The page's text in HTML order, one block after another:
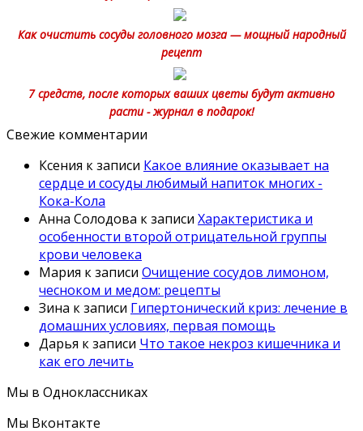
Как очистить сосуды головного мозга — мощный народный
рецепт
7 средств, после которых ваших цветы будут активно
расти - журнал в подарок!
Свежие комментарии
Ксения к записи Какое влияние оказывает на
сердце и сосуды любимый напиток многих -
Кока-Кола
Анна Солодова к записи Характеристика и
особенности второй отрицательной группы
крови человека
Мария к записи Очищение сосудов лимоном,
чесноком и медом: рецепты
Зина к записи Гипертонический криз: лечение в
домашних условиях, первая помощь
Дарья к записи Что такое некроз кишечника и
как его лечить
Мы в Одноклассниках
Мы Вконтакте